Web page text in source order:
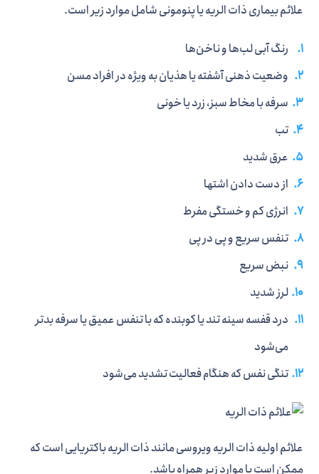
علائم بیماری ذات الریه یا پنومونی شامل موارد زیر است.
رنگ آبی لب‌ها و ناخن‌ها
وضعیت ذهنی آشفته یا هذیان به ویژه در افراد مسن
سرفه با مخاط سبز، زرد یا خونی
تب
عرق شدید
از دست دادن اشتها
انرژی کم و خستگی مفرط
تنفس سریع و پی در پی
نبض سریع
لرز شدید
درد قفسه سینه تند یا کوبنده که با تنفس عمیق یا سرفه بدتر
می‌شود
تنگی نفس که هنگام فعالیت تشدید می‌شود
علائم اولیه ذات الریه ویروسی مانند ذات الریه باکتریایی است که
ممکن است با موارد زیر همراه باشد.